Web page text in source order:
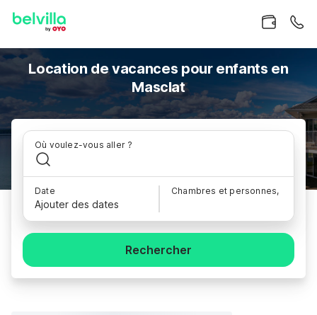
Location de vacances pour enfants en
Masclat
Où voulez-vous aller ?
Date
Ajouter des dates
Chambres et personnes,
Rechercher